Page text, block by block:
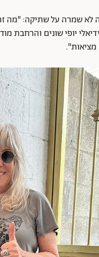
שמרה על שתיקה: "מה זה
יופי שונים והרחבת